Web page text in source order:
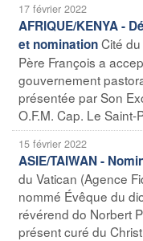
17 février 2022
AFRIQUE/KENYA -
et nominationCité
Père François a
gouvernement
présentée par Son
O.F.M. Cap. Le Saint-
15 février 2022
ASIE/TAIWAN -
du Vatican (Agence
nommé Évêque du
révérend do Norbert
présent curé du